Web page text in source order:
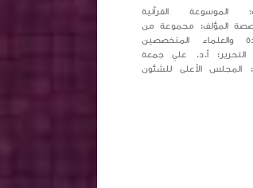
الموسوعة القرآنية
المؤلف: مجموعة من
والعلماء المتخصصين
التحرير: أ.د. علي جمعة
المجلس الأعلى للشئون